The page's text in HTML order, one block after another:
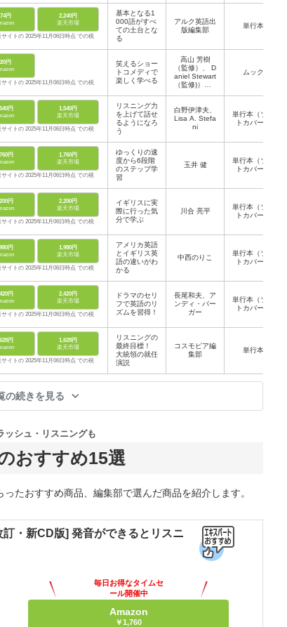
円
2,240円
楽天市場
イトの 2025年11月06日時点 での税
基本となる1
000語がすべ
ての土台とな
る
アルク英語出
版編集部
単行本
円
イトの 2025年11月06日時点 での税
笑えるショー
トコメディで
楽しく学べる
高山 芳樹
（監修）、 D
aniel Stewart
（監修)）、N
ムック
円
1,540円
楽天市場
イトの 2025年11月06日時点 での税
リスニング力
を上げて話せ
るようになろ
う
白野伊津夫、
Lisa A. Stefa
ni
単行本（ソフ
トカバー）
円
1,760円
楽天市場
イトの 2025年11月06日時点 での税
ゆっくりの速
度から6段階
のステップ学
習
玉井 健
単行本（ソフ
トカバー）
円
2,200円
楽天市場
イトの 2025年11月06日時点 での税
イギリスに実
際に行った気
分で学ぶ
川合 亮平
単行本（ソフ
トカバー）
円
1,980円
楽天市場
イトの 2025年11月06日時点 での税
アメリカ英語
とイギリス英
語の違いがわ
かる
中西のりこ
単行本（ソフ
トカバー）
円
2,420円
楽天市場
イトの 2025年11月06日時点 での税
ドラマのセリ
フで英語のリ
ズムを習得！
長尾和夫、ア
ンディ・バー
ガー
単行本（ソフ
トカバー）
円
1,628円
楽天市場
イトの 2025年11月06日時点 での税
リスニングの
最終目標！
大統領の就任
演説
コスモピア編
集部
単行本
の続きを見る
おすすめ15選
ッシュ・リスニングも
たおすすめ商品、編集部で選んだ商品を紹介します。
・新CD版] 発音ができるとリスニ
毎日お得なタイムセ
ール開催中
Amazon
￥1,760